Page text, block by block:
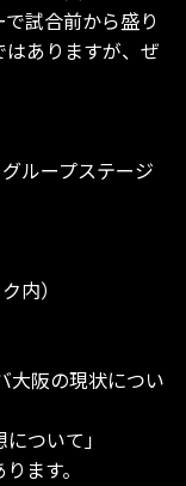
試合前から盛り
ありますが、ぜ
ループステージ
内）
阪の現状につい
ついて」
ます。